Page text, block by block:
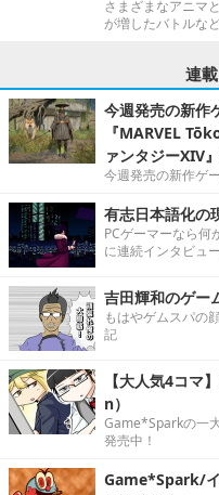
さまざまなアニマ
が増したバトルな
連
今週発売の新作
『MARVEL
ァンタジーXIV
今週発売の新作ゲ
有志日本語化の
PCゲーマーなら何
に連続インタビュー
吉田輝和のゲー
もはやゲムスパの
記
【大人気4コ
n）
Game*Sparkの一
発売中！
Game*Spark/